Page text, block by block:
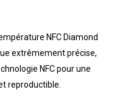
NFC Diamond
extrêmement précise,
NFC pour une
reproductible.